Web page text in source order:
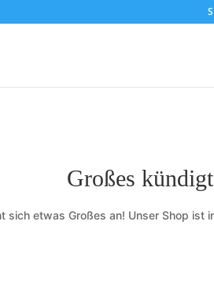
Großes
sich etwas Großes an! Unser Shop ist